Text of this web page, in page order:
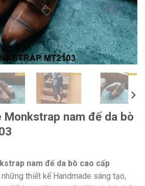
Monkstrap nam đế da bò
nam đế da bò cao cấp
thiết kế Handmade sáng tạo,